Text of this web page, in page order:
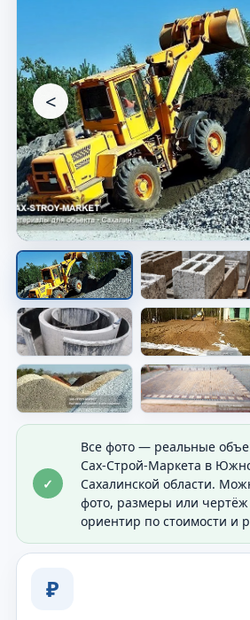
<
Материалы для
Видно материал, который
работе.
✓
Все фото — реальные
Сах-Строй-Маркета в
Сахалинской области.
фото, размеры или
ориентир по стоимости и
₽